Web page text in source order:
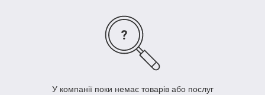
У компанії поки немає товарів або послуг